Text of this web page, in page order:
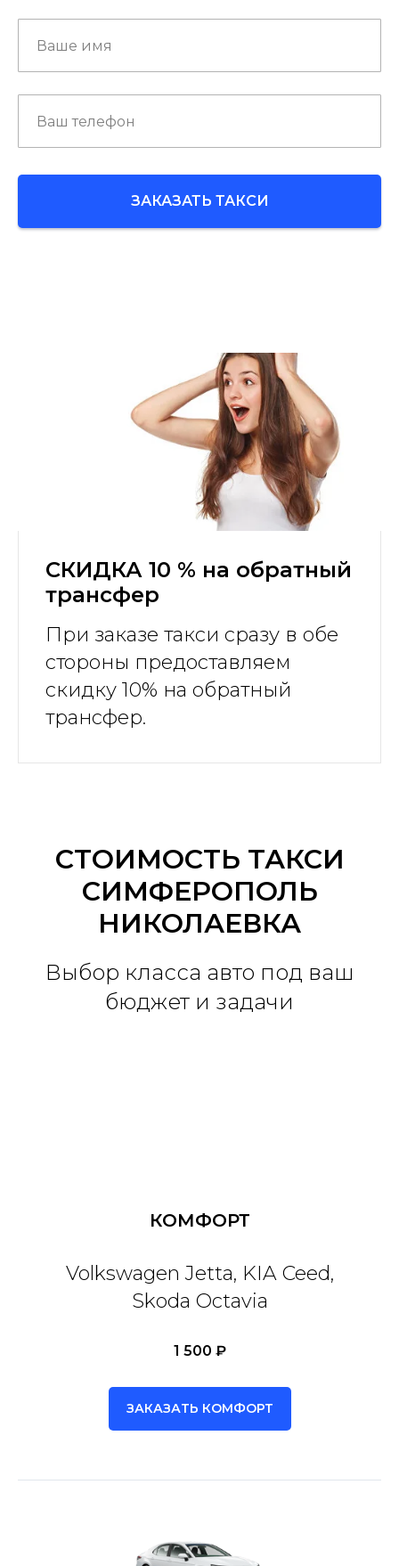
ЗАКАЗАТЬ ТАКСИ
СКИДКА 10 % на обратный
трансфер
При заказе такси сразу в обе
стороны предоставляем
скидку 10% на обратный
трансфер.
СТОИМОСТЬ ТАКСИ
СИМФЕРОПОЛЬ
НИКОЛАЕВКА
Выбор класса авто под ваш
бюджет и задачи
КОМФОРТ
Volkswagen Jetta, KIA Ceed,
Skoda Octavia
1 500 ₽
ЗАКАЗАТЬ КОМФОРТ